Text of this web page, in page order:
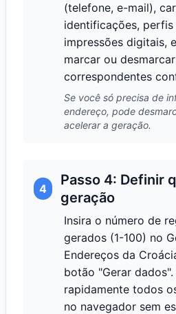
(telefone, e-mail),
identificações,
impressões digitais,
marcar ou
correspondentes
Se você só precisa de
endereço, pode
acelerar a geração.
4
Passo 4: Definir
geração
Insira o número de
gerados (1-100) no
Endereços da
botão "Gerar
rapidamente todos
no navegador sem